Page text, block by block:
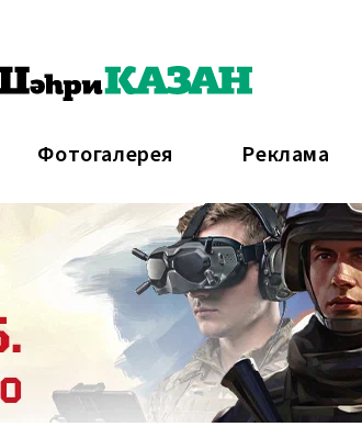
Фотогалерея Реклама